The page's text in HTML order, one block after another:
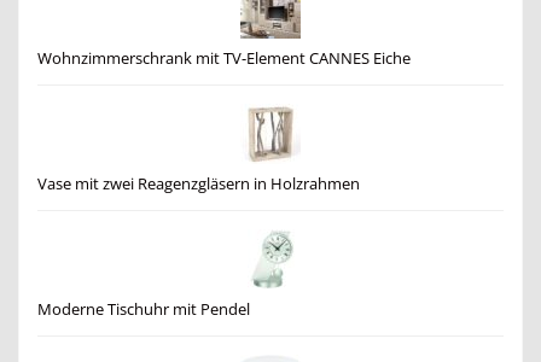
Wohnzimmerschrank mit TV-Element CANNES Eiche
Vase mit zwei Reagenzgläsern in Holzrahmen
Moderne Tischuhr mit Pendel